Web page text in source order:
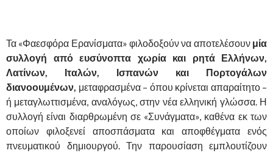
Τα «Φαεσφόρα Ερανίσματα» φιλοδοξούν να αποτελέσουν μία
συλλογή από ευσύνοπτα χωρία και ρητά Ελλήνων,
Λατίνων, Ιταλών, Ισπανών και Πορτογάλων
διανοουμένων, μεταφρασμένα – όπου κρίνεται απαραίτητο –
ή μεταγλωττισμένα, αναλόγως, στην νέα ελληνική γλώσσα. Η
συλλογή είναι διαρθρωμένη σε «Συνάγματα», καθένα εκ των
οποίων φιλοξενεί αποσπάσματα και αποφθέγματα ενός
πνευματικού δημιουργού. Την παρουσίαση εμπλουτίζουν